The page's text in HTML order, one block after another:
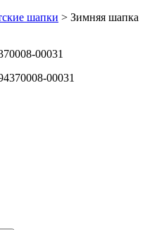
шапки > Зимняя шапка
00031